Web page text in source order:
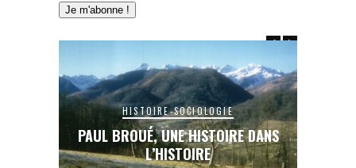
DANS
HISTOIRE-SOCIOLOGIE
LE RAIL EN COUSERANS : UNE ŒUVRE
INACHEVÉE, UN RÊVE BRISÉ…